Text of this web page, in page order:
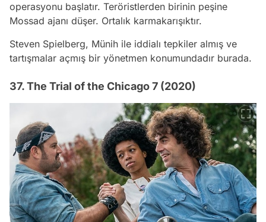
operasyonu başlatır. Teröristlerden birinin peşine
Mossad ajanı düşer. Ortalık karmakarışıktır.
Steven Spielberg, Münih ile iddialı tepkiler almış ve
tartışmalar açmış bir yönetmen konumundadır burada.
37. The Trial of the Chicago 7 (2020)